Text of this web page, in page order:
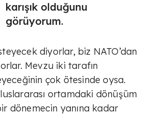
karışık olduğunu
görüyorum.
diyorlar, biz NATO’dan
Mevzu iki tarafın
çok ötesinde oysa.
ortamdaki dönüşüm
dönemecin yanına kadar